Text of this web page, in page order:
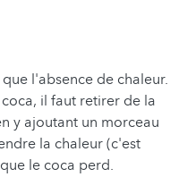
l'absence de chaleur.
il faut retirer de la
y ajoutant un morceau
la chaleur (c'est
le coca perd.